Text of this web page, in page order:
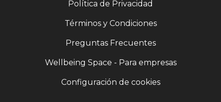
Política de Privacidad
Términos y Condiciones
Preguntas Frecuentes
Wellbeing Space - Para empresas
Configuración de cookies